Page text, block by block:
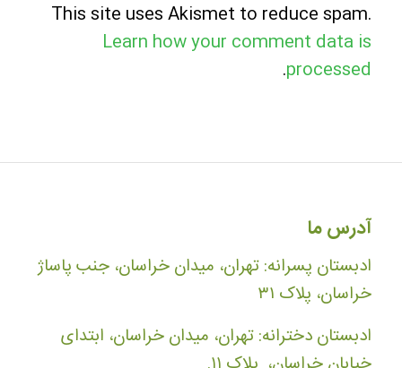
This site uses Akismet to reduce spam.
Learn how your comment data is
processed
.
آدرس ما
ادبستان پسرانه: تهران، میدان خراسان، جنب پاساژ
خراسان، پلاک ۳۱
ادبستان دخترانه: تهران، میدان خراسان، ابتدای